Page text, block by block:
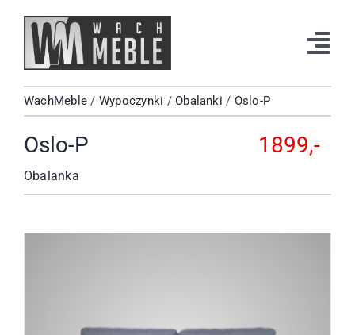
zawartości
Strona Główna
Katalog
WachMeble / Wypoczynki /Obalanki / Oslo-P
Oslo-P
Obalanka
1899,-